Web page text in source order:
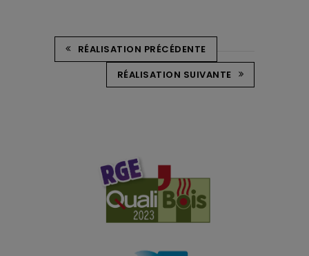
RÉALISATION PRÉCÉDENTE
RÉALISATION SUIVANTE